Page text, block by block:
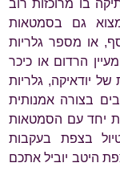
בו מרוכזות רוב
גם בסמטאות
או מספר גלריות
הרדום או כיכר
של יודאיקה, גלריות
בצורה אמנותית
יחד עם הסמטאות
בצפת בעקבות
היטב יוביל אתכם